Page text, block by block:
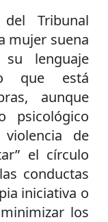
Tribunal
mujer suena
lenguaje
que está
aunque
psicológico
de
el círculo
conductas
iniciativa o
los